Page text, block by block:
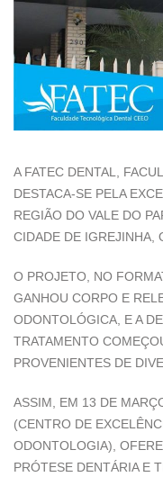
A FATEC DENTAL,
DESTACA-SE PELA
REGIÃO DO VALE DO
CIDADE DE IGREJINHA,
O PROJETO, NO
GANHOU CORPO E
ODONTOLÓGICA, E A
TRATAMENTO
PROVENIENTES DE
ASSIM, EM 13 DE
(CENTRO DE
ODONTOLOGIA),
PRÓTESE DENTÁRIA E